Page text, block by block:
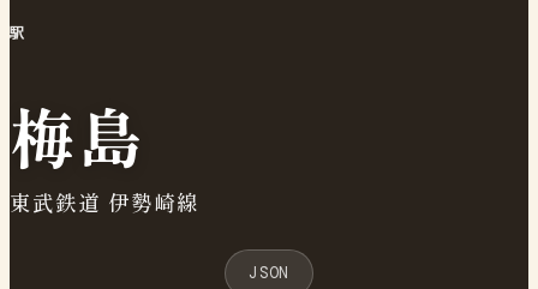
駅
梅島
東武鉄道 伊勢崎線
JSON